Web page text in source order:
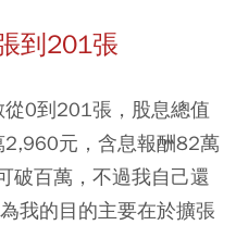
到201張
0到201張，股息總值
元，含息報酬82萬
破百萬，不過我自己還
我的目的主要在於擴張